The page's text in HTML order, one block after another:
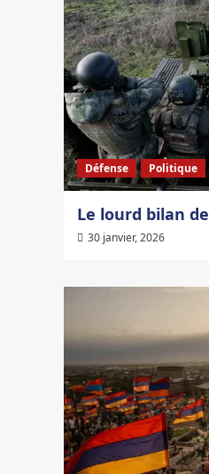
Défense Politique
Le lourd bilan
30 janvier, 2026